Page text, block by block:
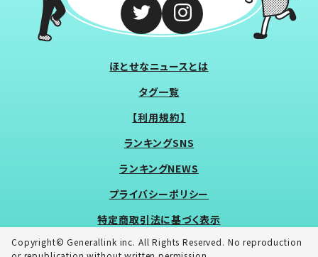
ほとせなニュースとは
タグ一覧
【利用規約】
ランキングSNS
ランキングNEWS
プライバシーポリシー
特定商取引法に基づく表示
Copyright© Generallink inc. All Rights Reserved. No reproduction